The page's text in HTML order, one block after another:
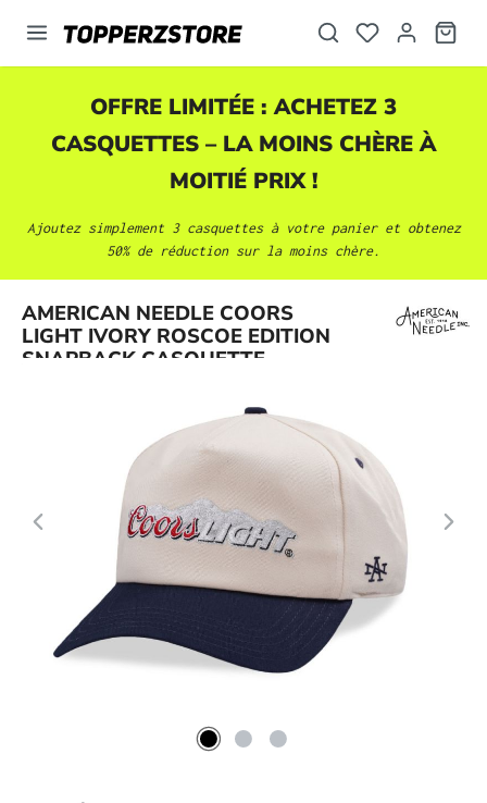
principal
OFFRE LIMITÉE : ACHETEZ 3
CASQUETTES – LA MOINS CHÈRE À
MOITIÉ PRIX !
Ajoutez simplement 3 casquettesà votre panier et obtenez
50% de réduction sur la moins chère.
AMERICAN NEEDLE COORS
LIGHT IVORY ROSCOE EDITION
SNAPBACK CASQUETTE
Ignorer la galerie d'images